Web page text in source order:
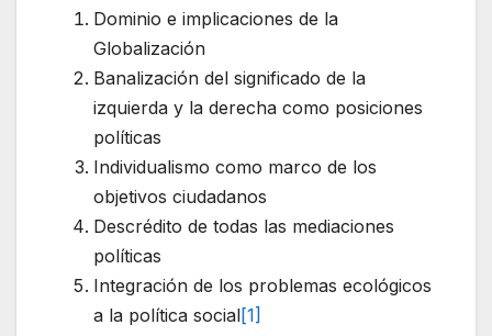
Dominio e implicaciones de la
Globalización
Banalización del significado de la
izquierda y la derecha como posiciones
políticas
Individualismo como marco de los
objetivos ciudadanos
Descrédito de todas las mediaciones
políticas
Integración de los problemas ecológicos
a la política social[1]